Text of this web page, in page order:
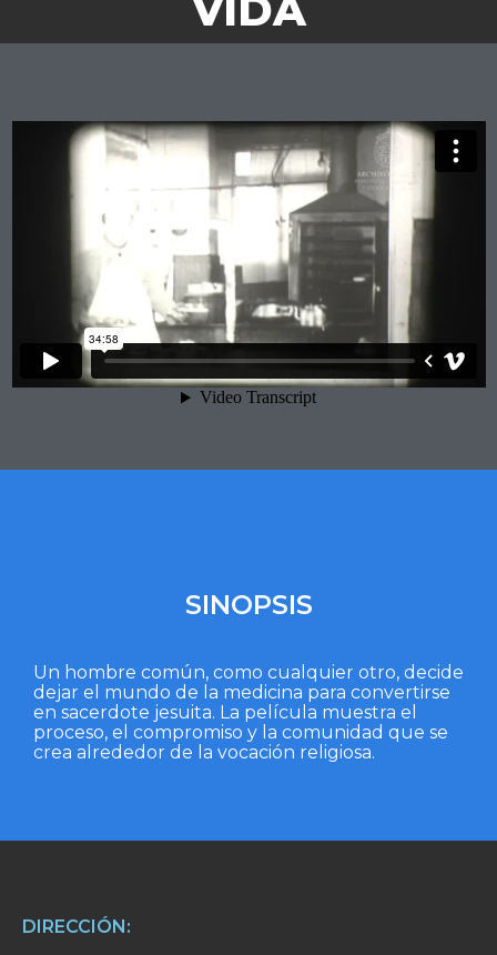
SINOPSIS
Un hombre común, como cualquier otro, decide
dejar el mundo de la medicina para convertirse
en sacerdote jesuita. La película muestra el
proceso, el compromiso y la comunidad que se
crea alrededor de la vocación religiosa.
DIRECCIÓN: